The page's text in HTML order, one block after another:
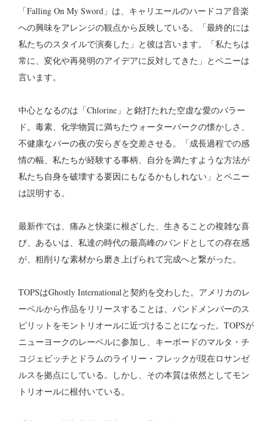
「Falling On My Sword」は、キャリエールのハードコア音楽
への興味をアレンジの観点から反映している。「最終的には
私たちのスタイルで演奏した」と彼は言います。「私たちは
常に、変化や再発明のアイデアに反対してきた」とペニーは
言います。
中心となるのは「Chlorine」と銘打たれた空虚な愛のバラー
ド。毒素、化学物質に満ちたウォーターパークの懐かしさ、
不健康なバーの夜の安らぎを交差させる。「成長過程での感
情の幅、私たちが経験する事柄、自分を満たすような方法が
私たち自身を破壊する要因にもなるかもしれない」とペニー
は説明する。
最新作では、痛みと快楽に根ざした、生きることの複雑な喜
び、あるいは、私達の時代の最高峰のバンドとしての存在感
が、粗削りな素材から磨き上げられて完成へと繋がった。
TOPSはGhostly Internationalと契約を交わした。アメリカのレ
ーベルから作品をリリースすることは、バンドメンバーのス
ピリットをモントリオールに近づけることになった。TOPSが
ニューヨークのレーベルに参加し、キーボードのマルタ・チ
コジェビッチとドラムのライリー・フレックが現在ロサンゼ
ルスを拠点にしている。しかし、その本質は依然としてモン
トリオールに根付いている。